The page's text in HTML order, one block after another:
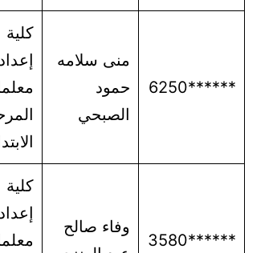
******6250
منى سلامه
حمود
الصبحي
كلية
إعداد
******3580
وفاء صالح
كلية
إعداد